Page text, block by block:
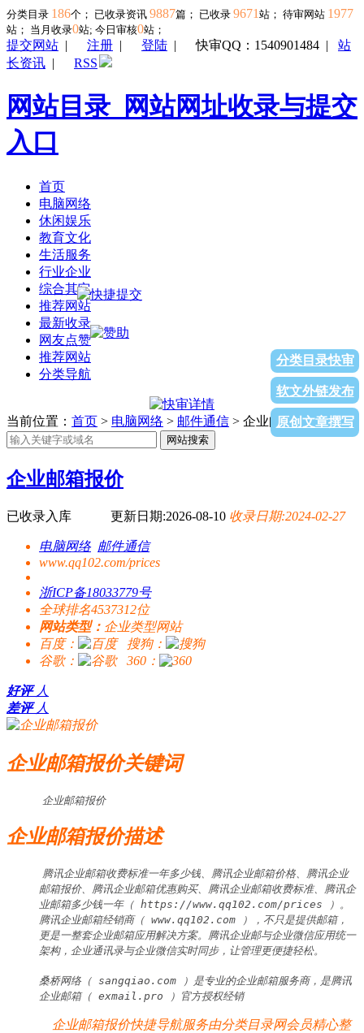
分类目录 186个； 已收录资讯 9887篇； 已收录 9671 站； 待审网站 1977
站； 当月收录0站; 今日审核0站；
提交网站 | 注册 | 登陆 |快审QQ：1540901484 | 站
长资讯 | RSS
网站目录_网站网址收录与提交
入口
首页
电脑网络
休闲娱乐
教育文化
生活服务
行业企业
综合其它
推荐网站
最新收录
网友点赞
推荐网站
分类导航
分类目录快审
软文外链发布
原创文章撰写
当前位置： 首页 > 电脑网络 > 邮件通信 > 企业邮箱报价
网站搜索
企业邮箱报价
已收录入库 更新日期:2026-08-10 收录日期:2024-02-27
电脑网络 邮件通信
www.qq102.com/prices
浙ICP备18033779号
全球排名4537312位
网站类型： 企业类型网站
百度：
搜狗：
谷歌：
360：
好评 人
差评 人
企业邮箱报价关键词
企业邮箱报价
企业邮箱报价描述
腾讯企业邮箱收费标准一年多少钱、腾讯企业邮箱价格、腾讯企业
邮箱报价、腾讯企业邮箱优惠购买、腾讯企业邮箱收费标准、腾讯企
业邮箱多少钱一年（ https://www.qq102.com/prices ）。
腾讯企业邮箱经销商（ www.qq102.com ），不只是提供邮箱，
更是一整套企业邮箱应用解决方案。腾讯企业邮与企业微信应用统一
架构，企业通讯录与企业微信实时同步，让管理更便捷轻松。
桑桥网络（ sangqiao.com ）是专业的企业邮箱服务商，是腾讯
企业邮箱（ exmail.pro ）官方授权经销
企业邮箱报价快捷导航服务由分类目录网会员精心整